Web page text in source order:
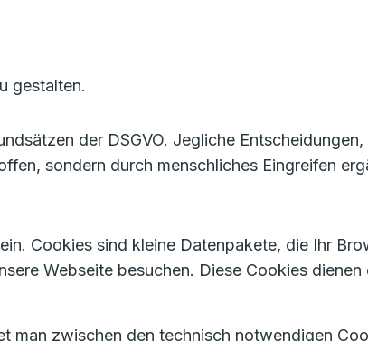
gestalten.
der DSGVO. Jegliche
sondern durch menschliches Eingreifen
Cookies sind kleine Datenpakete, die Ihr
Webseite besuchen. Diese Cookies
man zwischen den technisch notwendigen